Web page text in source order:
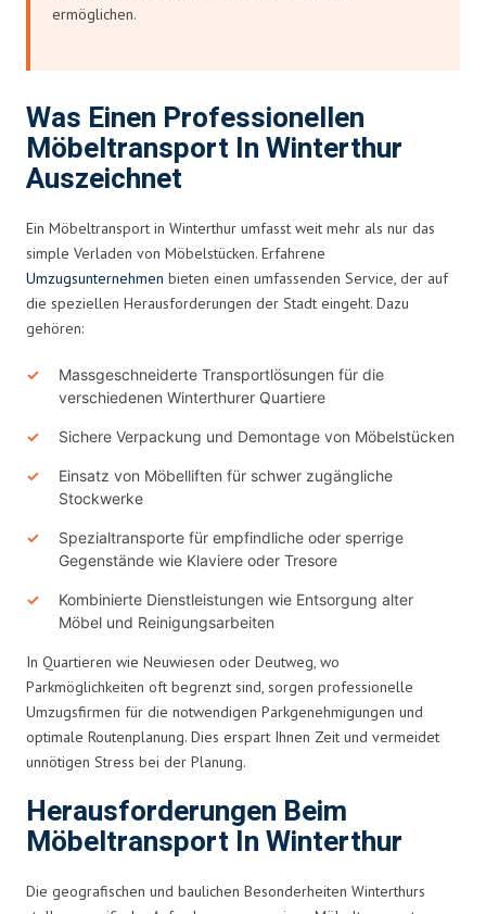
ermöglichen.
Was Einen Professionellen
Möbeltransport In Winterthur
Auszeichnet
Ein Möbeltransport in Winterthur umfasst weit mehr als nur das
simple Verladen von Möbelstücken. Erfahrene
Umzugsunternehmen bieten einen umfassenden Service, der auf
die speziellen Herausforderungen der Stadt eingeht. Dazu
gehören:
Massgeschneiderte Transportlösungen für die
verschiedenen Winterthurer Quartiere
Sichere Verpackung und Demontage von Möbelstücken
Einsatz von Möbelliften für schwer zugängliche
Stockwerke
Spezialtransporte für empfindliche oder sperrige
Gegenstände wie Klaviere oder Tresore
Kombinierte Dienstleistungen wie Entsorgung alter
Möbel und Reinigungsarbeiten
In Quartieren wie Neuwiesen oder Deutweg, wo
Parkmöglichkeiten oft begrenzt sind, sorgen professionelle
Umzugsfirmen für die notwendigen Parkgenehmigungen und
optimale Routenplanung. Dies erspart Ihnen Zeit und vermeidet
unnötigen Stress bei der Planung.
Herausforderungen Beim
Möbeltransport In Winterthur
Die geografischen und baulichen Besonderheiten Winterthurs